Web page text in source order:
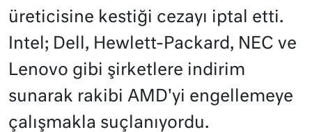
üreticisine kestiği cezayı iptal etti.
Intel; Dell, Hewlett-Packard, NEC ve
Lenovo gibi şirketlere indirim
sunarak rakibi AMD'yi engellemeye
çalışmakla suçlanıyordu.